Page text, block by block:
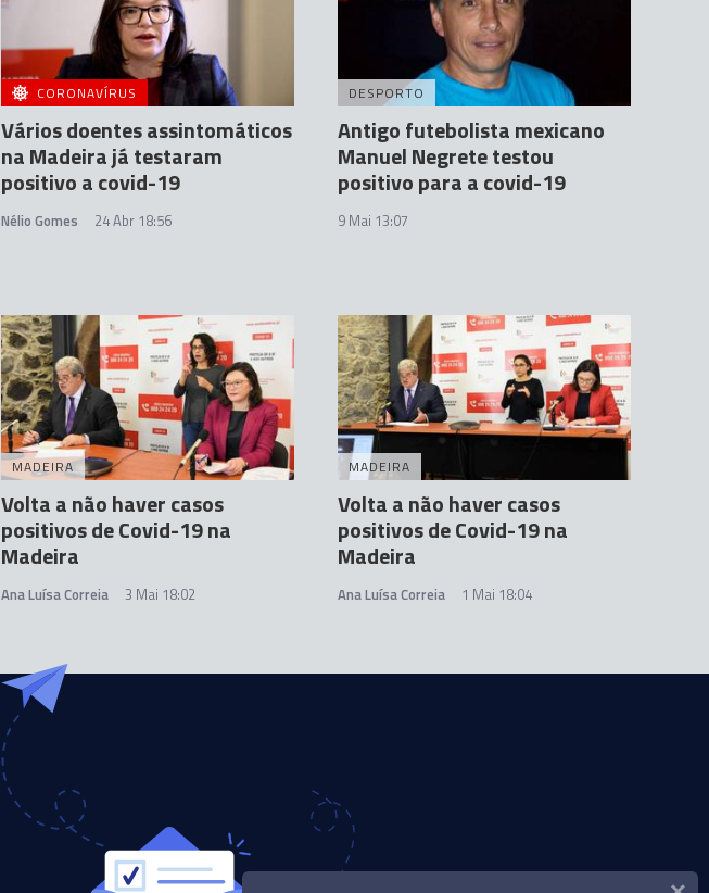
CORONAVÍRUS
Vários doentes assintomáticos
na Madeira já testaram
positivo a covid-19
Nélio Gomes 24 Abr 18:56
DESPORTO
Antigo futebolista mexicano
Manuel Negrete testou
positivo para a covid-19
9 Mai 13:07
MADEIRA
Volta a não haver casos
positivos de Covid-19 na
Madeira
Ana Luísa Correia 3 Mai 18:02
MADEIRA
Volta a não haver casos
positivos de Covid-19 na
Madeira
Ana Luísa Correia 1 Mai 18:04